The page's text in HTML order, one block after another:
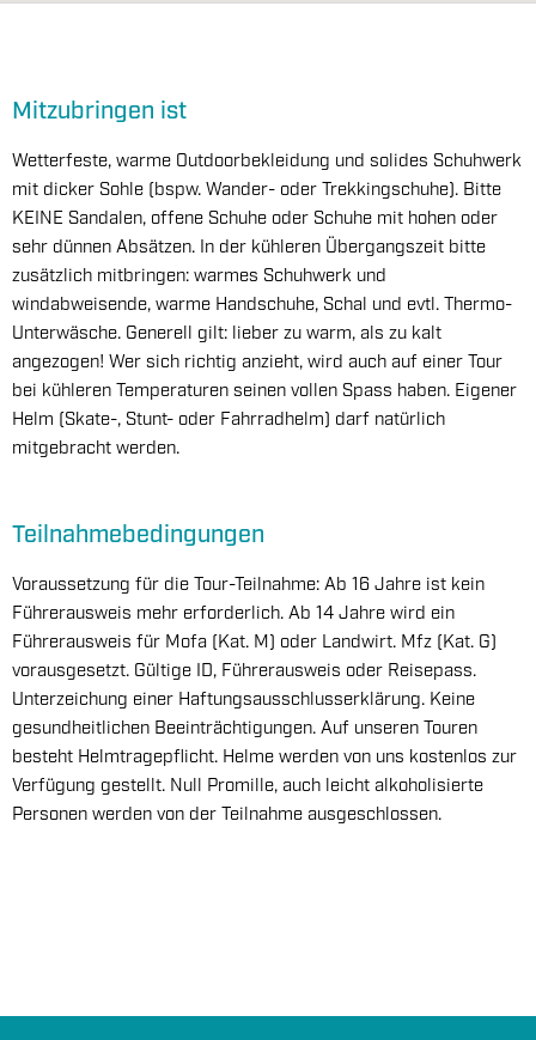
Mitzubringen ist
Wetterfeste, warme Outdoorbekleidung und solides Schuhwerk
mit dicker Sohle (bspw. Wander- oder Trekkingschuhe). Bitte
KEINE Sandalen, offene Schuhe oder Schuhe mit hohen oder
sehr dünnen Absätzen. In der kühleren Übergangszeit bitte
zusätzlich mitbringen: warmes Schuhwerk und
windabweisende, warme Handschuhe, Schal und evtl. Thermo-
Unterwäsche. Generell gilt: lieber zu warm, als zu kalt
angezogen! Wer sich richtig anzieht, wird auch auf einer Tour
bei kühleren Temperaturen seinen vollen Spass haben. Eigener
Helm (Skate-, Stunt- oder Fahrradhelm) darf natürlich
mitgebracht werden.
Teilnahmebedingungen
Voraussetzung für die Tour-Teilnahme: Ab 16 Jahre ist kein
Führerausweis mehr erforderlich. Ab 14 Jahre wird ein
Führerausweis für Mofa (Kat. M) oder Landwirt. Mfz (Kat. G)
vorausgesetzt. Gültige ID, Führerausweis oder Reisepass.
Unterzeichung einer Haftungsausschlusserklärung. Keine
gesundheitlichen Beeinträchtigungen. Auf unseren Touren
besteht Helmtragepflicht. Helme werden von uns kostenlos zur
Verfügung gestellt. Null Promille, auch leicht alkoholisierte
Personen werden von der Teilnahme ausgeschlossen.